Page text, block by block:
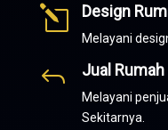
l Design
Melayani
J Jual
Melayani
Sekitarnya.